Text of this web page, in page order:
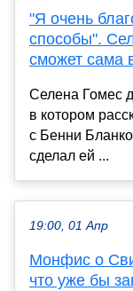
"Я очень
способы".
сможет сама
Селена Гомес
в котором
с Бенни
сделал ей ...
19:00, 01 Апр
Монфис о
что уже бы